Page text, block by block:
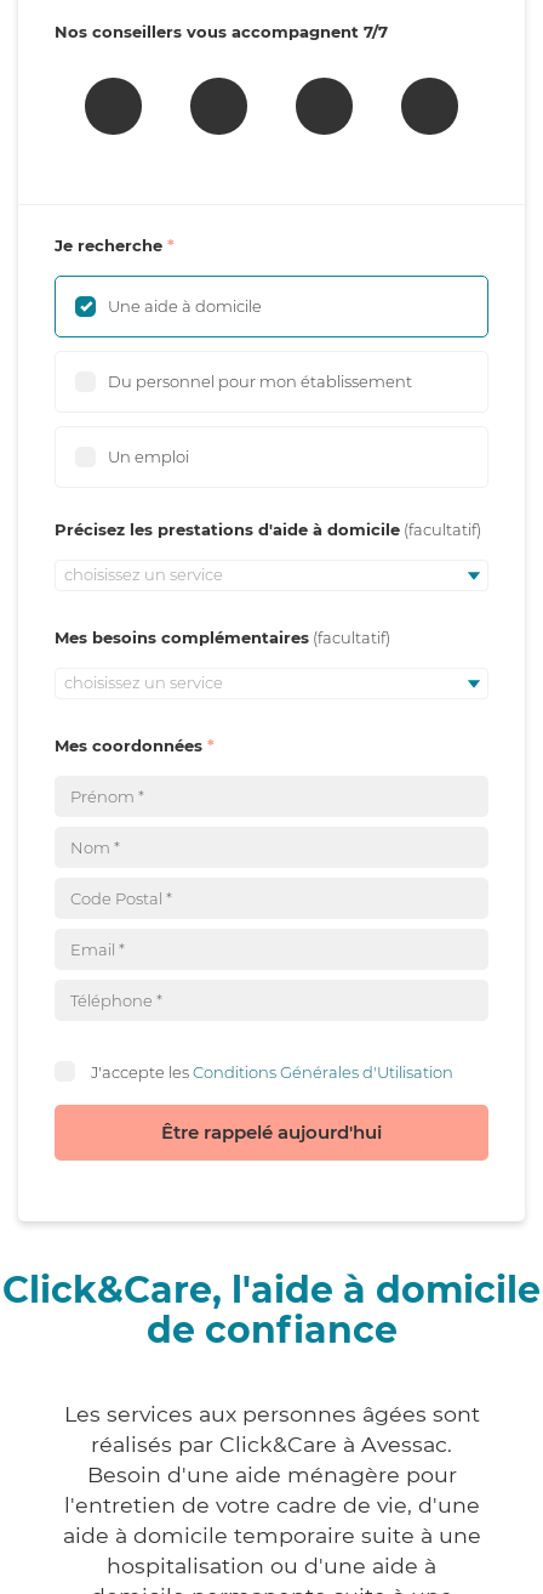
Nos conseillers vous accompagnent 7/7
Je recherche
Une aide à domicile
Du personnel pour mon établissement
Un emploi
Précisez les prestations d'aide à domicile
choisissez un service
Mes besoins complémentaires
choisissez un service
Mes coordonnées
J'accepte lesConditions Générales d'Utilisation
Être rappelé aujourd'hui
Click&Care, l'aide à domicile
de confiance
Les services aux personnes âgées sont
réalisés par Click&Care à Avessac.
Besoin d'une aide ménagère pour
l'entretien de votre cadre de vie, d'une
aide à domicile temporaire suite à une
hospitalisation ou d'une aide à